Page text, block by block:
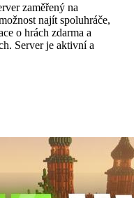
zaměřený na
najít spoluhráče,
o hrách zdarma a
Server je aktivní a